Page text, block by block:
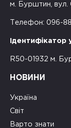
м. Бурштин, вул.
Телефон: 096-
Ідентифікатор
R50-01932 м.
НОВИНИ
Україна
Світ
Варто знати